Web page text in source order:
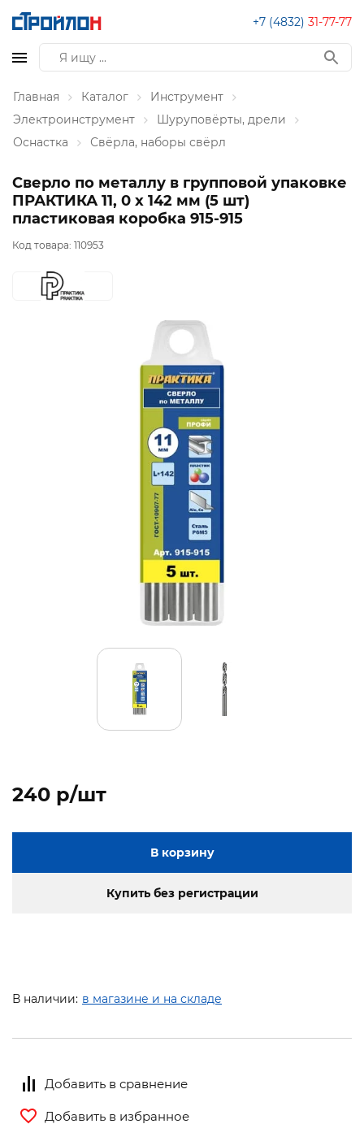
+7 (4832) 31-77-77
Главная Каталог
Инструмент
Электроинструмент
Шуруповёрты, дрели
Оснастка
Свёрла, наборы свёрл
Сверло по металлу в групповой упаковке
ПРАКТИКА 11, 0 x 142 мм (5 шт)
пластиковая коробка 915-915
Код товара: 110953
240 p/шт
В корзину
Купить без регистрации
В наличии: в магазине и на складе
Добавить в сравнение
Добавить в избранное